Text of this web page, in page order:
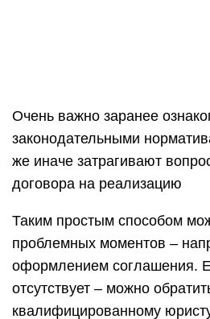
Очень важно заранее
законодательными
же иначе затрагивают
договора на реализацию
Таким простым способом
проблемных моментов –
оформлением соглашения.
отсутствует – можно
квалифицированному